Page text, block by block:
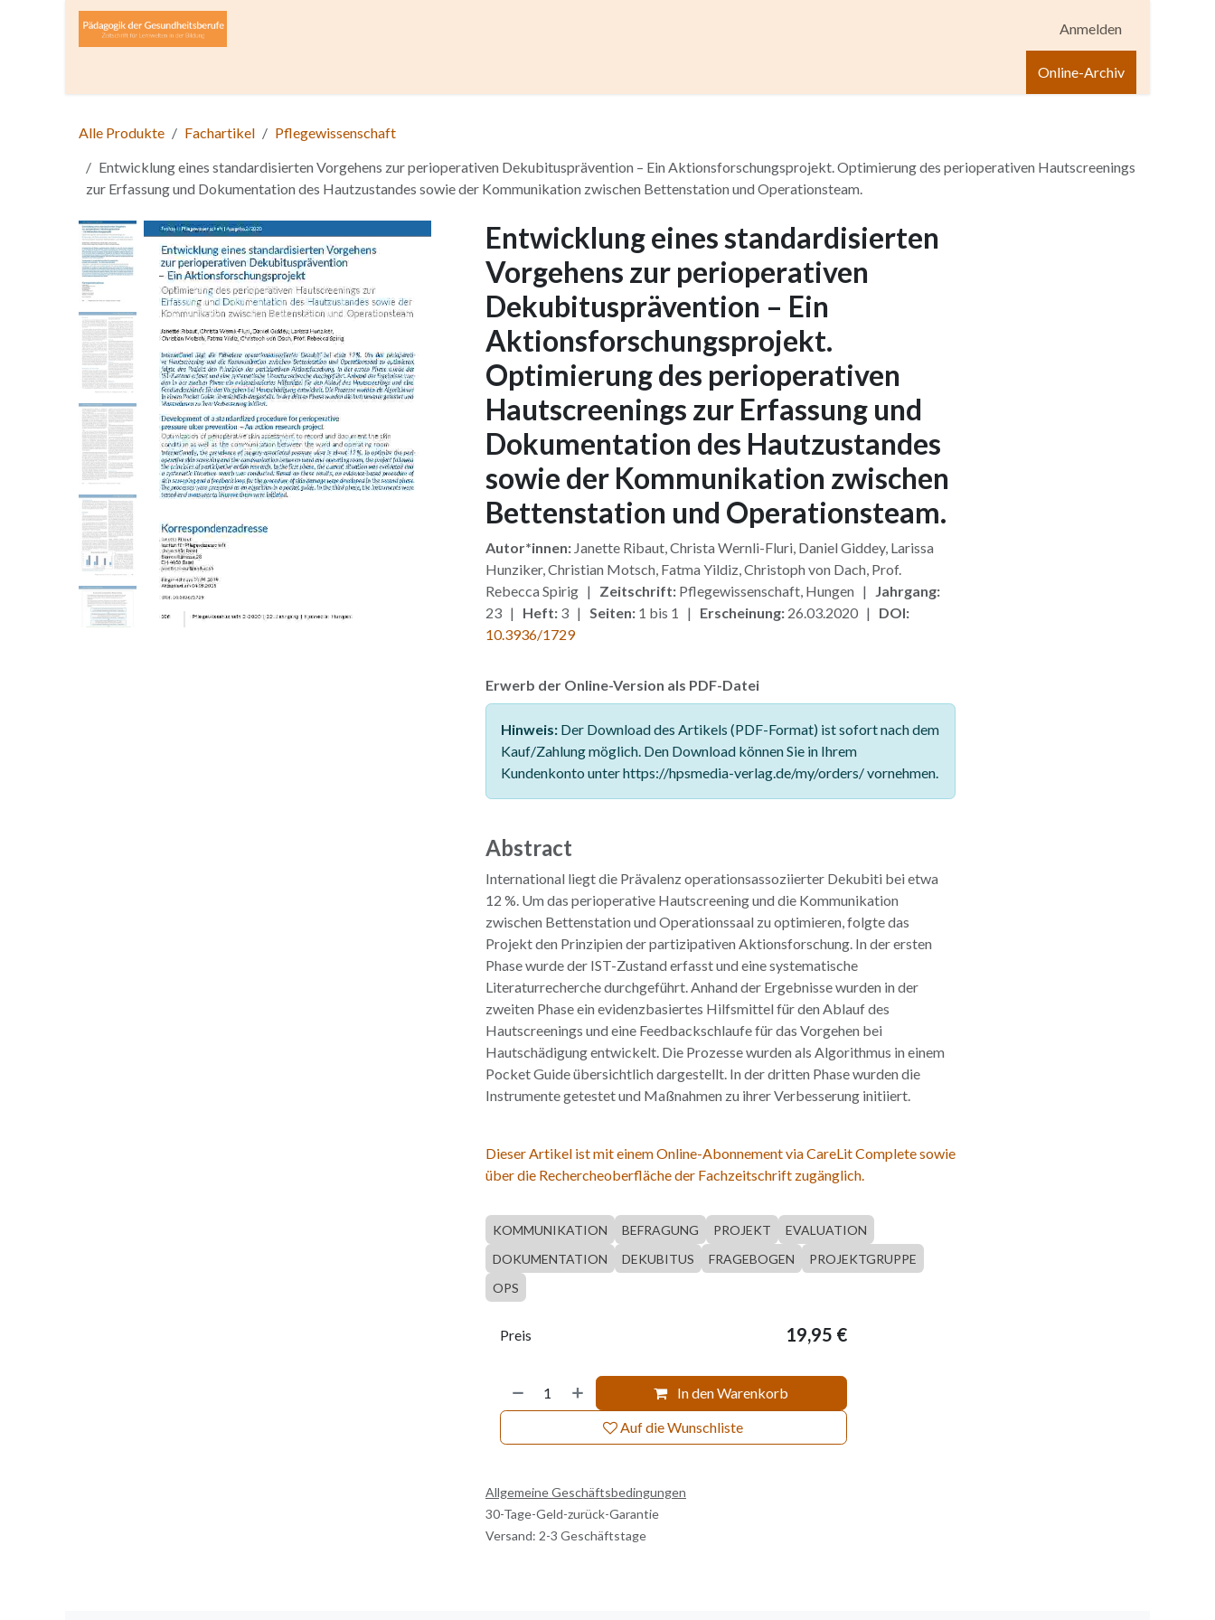
Zum Inhalt springen
Anmelden
Online-Archiv
Alle Produkte Fachartikel
Pflegewissenschaft
Entwicklung eines standardisierten Vorgehens zur perioperativen Dekubitusprävention – Ein Aktionsforschungsprojekt. Optimierung des perioperativen Hautscreenings
zur Erfassung und Dokumentation des Hautzustandes sowie der Kommunikation zwischen Bettenstation und Operationsteam.
Entwicklung eines standardisierten
Vorgehens zur perioperativen
Dekubitusprävention – Ein
Aktionsforschungsprojekt.
Optimierung des perioperativen
Hautscreenings zur Erfassung und
Dokumentation des Hautzustandes
sowie der Kommunikation zwischen
Bettenstation und Operationsteam.
Autor*innen:Janette Ribaut, Christa Wernli-Fluri, Daniel Giddey, Larissa
Hunziker, Christian Motsch, Fatma Yildiz, Christoph von Dach, Prof.
Rebecca Spirig | Zeitschrift:Pflegewissenschaft, Hungen | Jahrgang:
23 | Heft:3 | Seiten:1 bis 1 | Erscheinung:26.03.2020 | DOI:
10.3936/1729
Erwerb der Online-Version als PDF-Datei
Hinweis:Der Download des Artikels (PDF-Format) ist sofort nach dem
Kauf/Zahlung möglich. Den Download können Sie in Ihrem
Kundenkonto unter https://hpsmedia-verlag.de/my/orders/ vornehmen.
Abstract
International liegt die Prävalenz operationsassoziierter Dekubiti bei etwa
12 %. Um das perioperative Hautscreening und die Kommunikation
zwischen Bettenstation und Operationssaal zu optimieren, folgte das
Projekt den Prinzipien der partizipativen Aktionsforschung. In der ersten
Phase wurde der IST-Zustand erfasst und eine systematische
Literaturrecherche durchgeführt. Anhand der Ergebnisse wurden in der
zweiten Phase ein evidenzbasiertes Hilfsmittel für den Ablauf des
Hautscreenings und eine Feedbackschlaufe für das Vorgehen bei
Hautschädigung entwickelt. Die Prozesse wurden als Algorithmus in einem
Pocket Guide übersichtlich dargestellt. In der dritten Phase wurden die
Instrumente getestet und Maßnahmen zu ihrer Verbesserung initiiert.
Dieser Artikel ist mit einem Online-Abonnement via CareLit Complete sowie
über die Rechercheoberfläche der Fachzeitschrift zugänglich.
KOMMUNIKATION BEFRAGUNG PROJEKT
EVALUATION
DOKUMENTATION
DEKUBITUS FRAGEBOGEN
PROJEKTGRUPPE
OPS
In den Warenkorb
Auf die Wunschliste
Preis 19,95 €
Allgemeine Geschäftsbedingungen
30-Tage-Geld-zurück-Garantie
Versand: 2-3 Geschäftstage